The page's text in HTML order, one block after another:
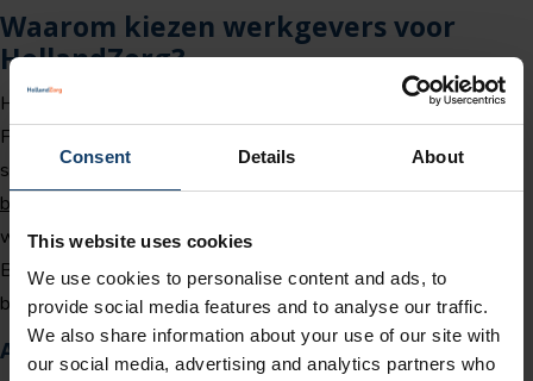
Consent Details About
This website uses cookies
We use cookies to personalise content and ads, to
provide social media features and to analyse our traffic.
We also share information about your use of our site with
our social media, advertising and analytics partners who
Waarom kiezen werkgevers voor
HollandZorg?
HollandZorg biedt werkgevers een groot aantal voordelen.
Flexmigranten hebben andere behoeften; wij weten wat er
speelt. Naast onze speciaal ontwikkelde
zorgverzekering voor
buitenlandse werknemers
wij werkgevers de meest optimale dienstverlening.
Bijvoorbeeld het automatisch aanvragen van zorgtoeslag voor
buitenlandse werknemers.
Alle voordelen voor u op een rij